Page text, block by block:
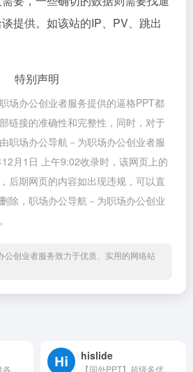
提供。如该站的IP、PV、跳出
特别声明
场办公创业者服务提供的逼格PPT都
链接的准确性和完整性，同时，对于
职场办公导航－为职场办公创业者服
月1日 上午9:02收录时，该网页上的
后期网页的内容如出现违规，可以直
除，职场办公导航－为职场办公创业
公创业者服务致力于优质、实用的网络站
hislide